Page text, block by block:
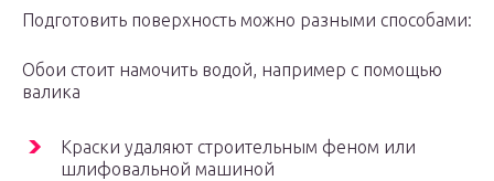
Подготовить поверхность можно разными способами:
Обои стоит намочить водой, например с помощью
валика
Краски удаляют строительным феном или
шлифовальной машиной